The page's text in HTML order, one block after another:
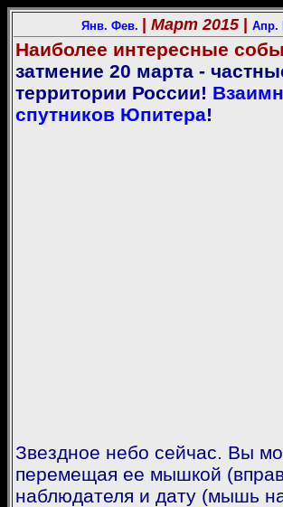
Янв. Фев. Март 2015| Апр.
Наиболее интересные
затмение 20 марта -
территории России!
спутников Юпитера!
Звездное небо сейчас. Вы
перемещая ее мышкой
наблюдателя и дату (мышь